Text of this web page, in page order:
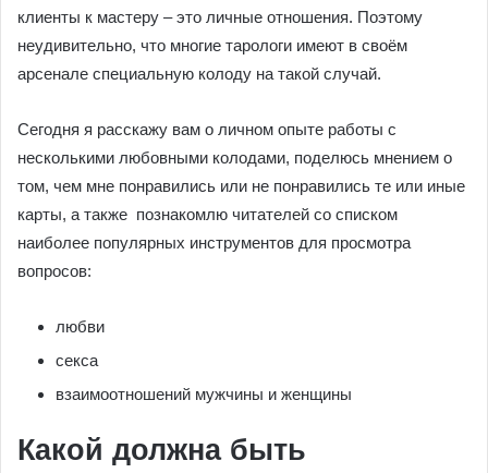
клиенты к мастеру – это личные отношения. Поэтому
неудивительно, что многие тарологи имеют в своём
арсенале специальную колоду на такой случай.
Сегодня я расскажу вам о личном опыте работы с
несколькими любовными колодами, поделюсь мнением о
том, чем мне понравились или не понравились те или иные
карты, а также познакомлю читателей со списком
наиболее популярных инструментов для просмотра
вопросов:
любви
секса
взаимоотношений мужчины и женщины
Какой должна быть